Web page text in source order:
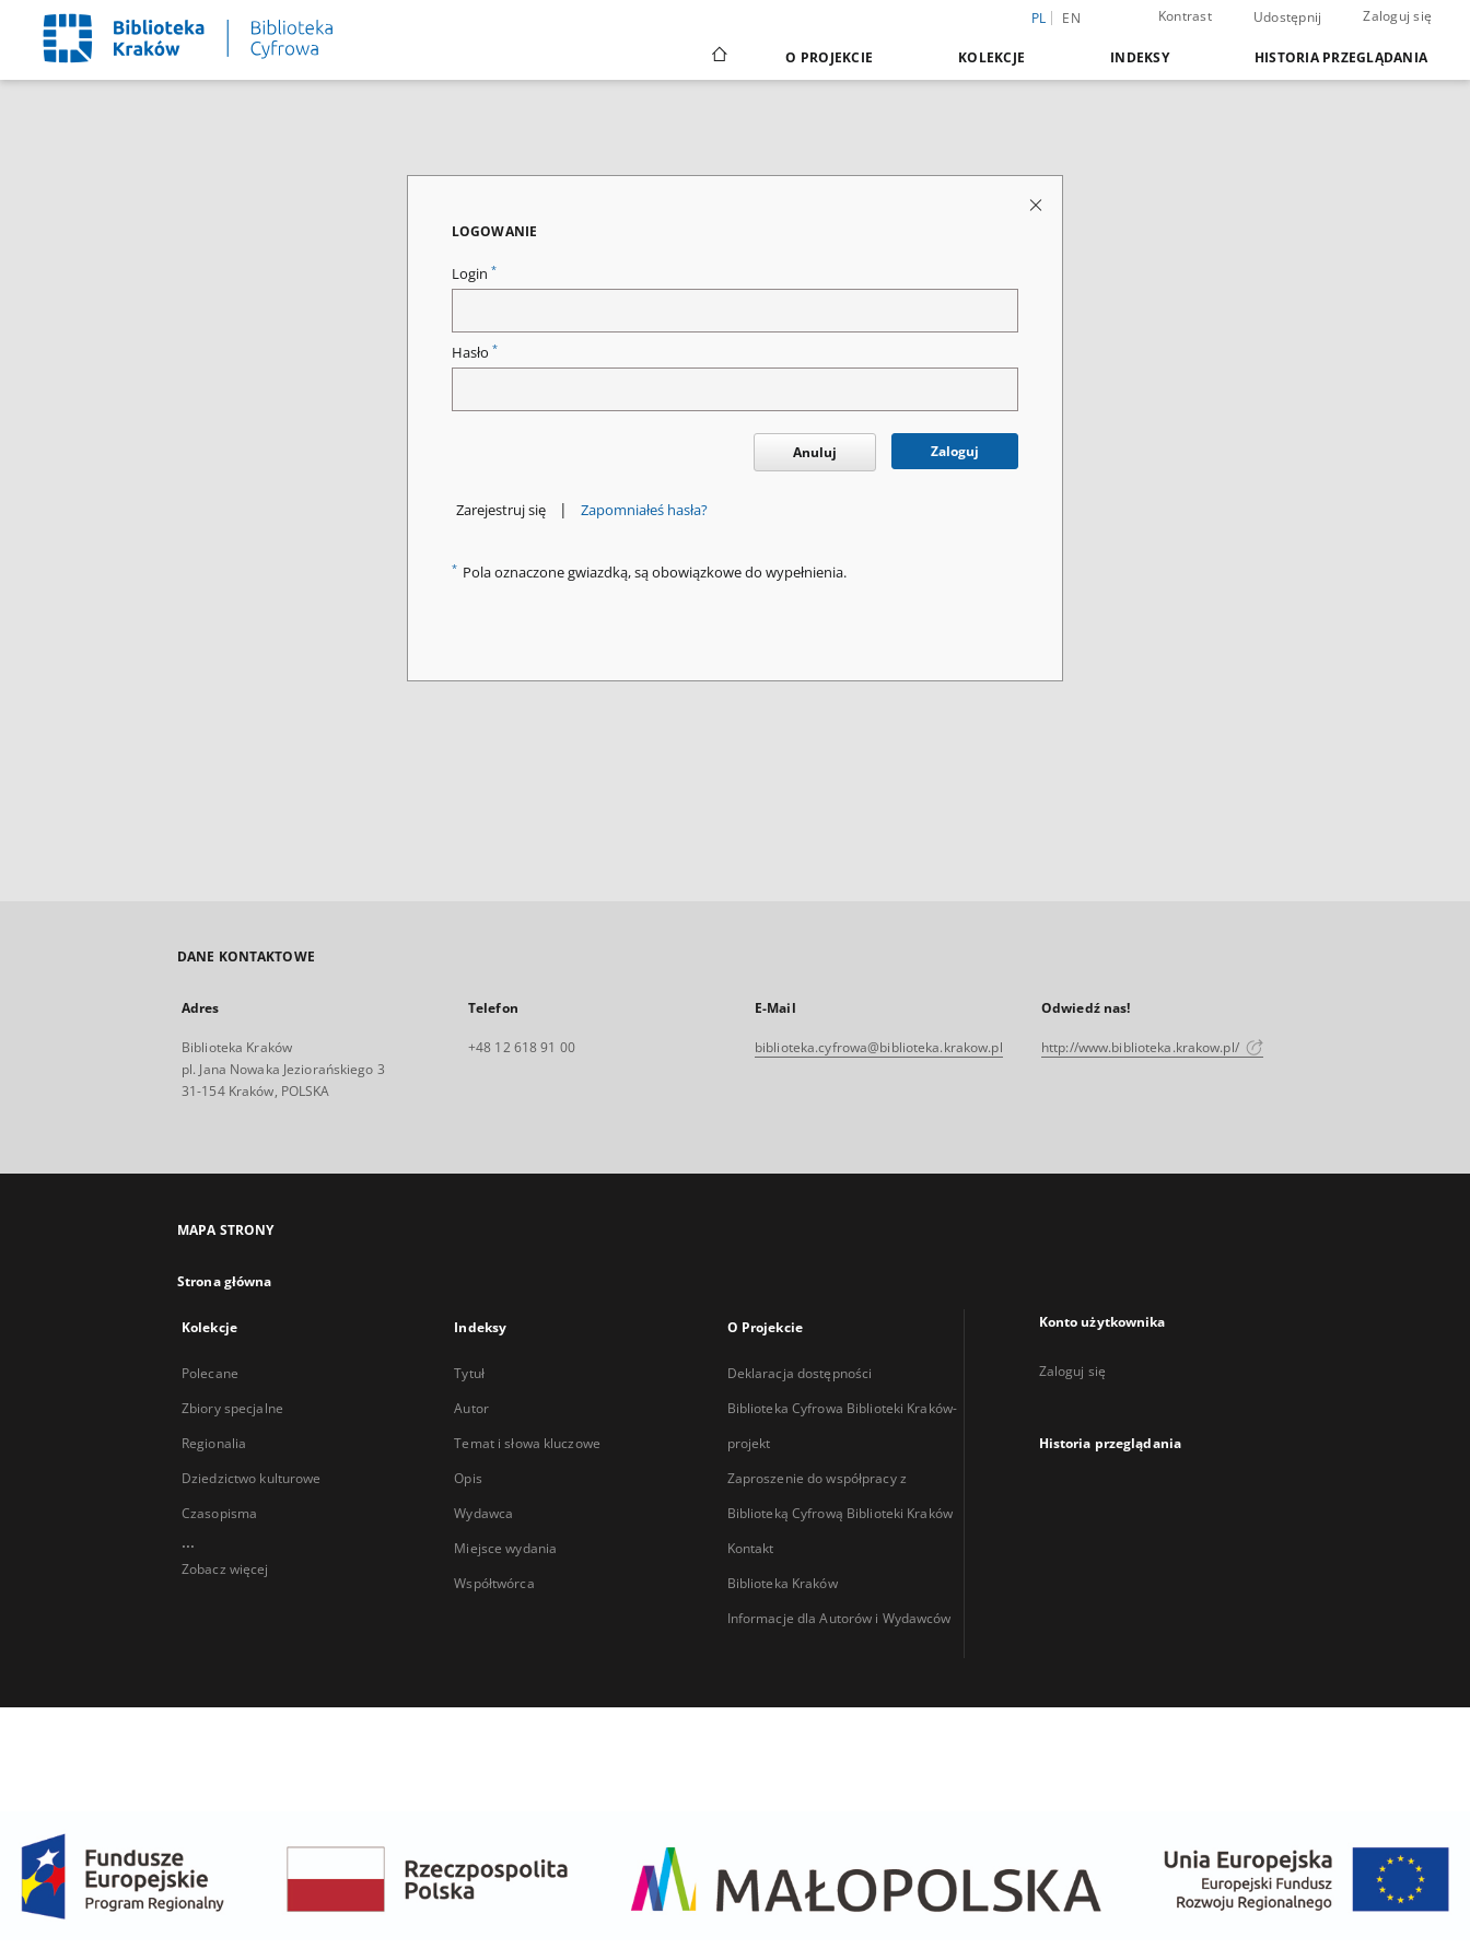
PL EN Kontrast Udostępnij Zaloguj się
O PROJEKCIE KOLEKCJE INDEKSY HISTORIA PRZEGLĄDANIA
LOGOWANIE
Login *
Hasło *
Anuluj Zaloguj
Zarejestruj się | Zapomniałeś hasła?
* Pola oznaczone gwiazdką, są obowiązkowe do wypełnienia.
DANE KONTAKTOWE
Adres
Biblioteka Kraków
pl. Jana Nowaka Jeziorańskiego 3
31-154 Kraków, POLSKA
Telefon
+48 12 618 91 00
E-Mail
biblioteka.cyfrowa@biblioteka.krakow.pl
Odwiedź nas!
http://www.biblioteka.krakow.pl/
MAPA STRONY
Strona główna
Kolekcje
Polecane
Zbiory specjalne
Regionalia
Dziedzictwo kulturowe
Czasopisma
...
Zobacz więcej
Indeksy
Tytuł
Autor
Temat i słowa kluczowe
Opis
Wydawca
Miejsce wydania
Współtwórca
O Projekcie
Deklaracja dostępności
Biblioteka Cyfrowa Biblioteki Kraków-
projekt
Zaproszenie do współpracy z
Biblioteką Cyfrową Biblioteki Kraków
Kontakt
Biblioteka Kraków
Informacje dla Autorów i Wydawców
Konto użytkownika
Zaloguj się
Historia przeglądania